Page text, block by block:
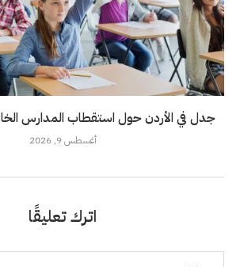
جدل في الأردن حول استقطاب المدارس
أغسطس 9, 2026
اترك تعليقًا